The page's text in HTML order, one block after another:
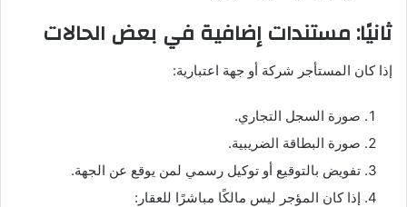
ثانيًا: مستندات إضافية في بعض الحالات
إذا كان المستأجر شركة أو جهة اعتبارية:
صورة السجل التجاري.
صورة البطاقة الضريبية.
تفويض بالتوقيع أو توكيل رسمي لمن يوقع عن الجهة.
إذا كان المؤجر ليس مالكًا مباشرًا للعقار: